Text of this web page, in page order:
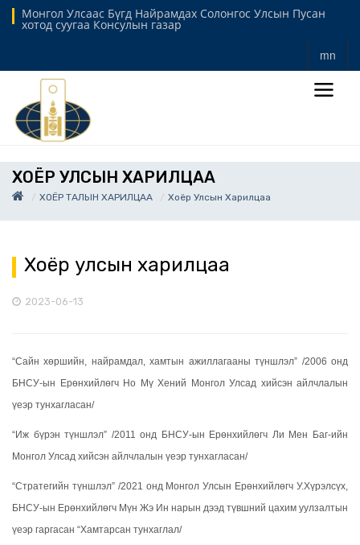
Монгол Улсаас Бүгд Найрамдах Солонгос Улсын Пусан
хотод суугаа Консулын газар
mn
ХОЁР УЛСЫН ХАРИЛЦАА
ХОЁР ТАЛЫН ХАРИЛЦАА Хоёр Улсын Харилцаа
Хоёр улсын харилцаа
2023-06-13
“Сайн хөршийн, найрамдал, хамтын ажиллагааны түншлэл” /2006 онд
БНСУ-ын Ерөнхийлөгч Но Мү Хений Монгол Улсад хийсэн айлчлалын
үеэр тунхагласан/
“Иж бүрэн түншлэл” /2011 онд БНСУ-ын Ерөнхийлөгч Ли Мен Баг-ийн
Монгол Улсад хийсэн айлчлалын үеэр тунхагласан/
“Стратегийн түншлэл” /2021 онд Монгол Улсын Ерөнхийлөгч У.Хүрэлсүх,
БНСУ-ын Ерөнхийлөгч Мүн Жэ Ин нарын дээд түвшний цахим уулзалтын
үеэр гаргасан “Хамтарсан тунхаглал/